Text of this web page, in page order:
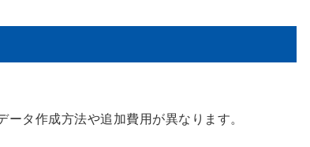
タ作成方法や追加費用が異なります。